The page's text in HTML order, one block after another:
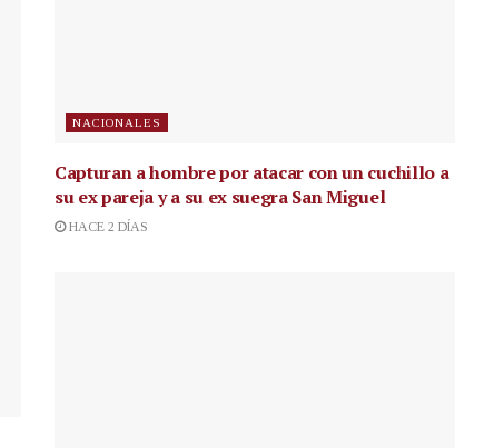
NACIONALES
Capturan a hombre por atacar con un cuchillo a
su ex pareja y a su ex suegra San Miguel
HACE 2 DÍAS